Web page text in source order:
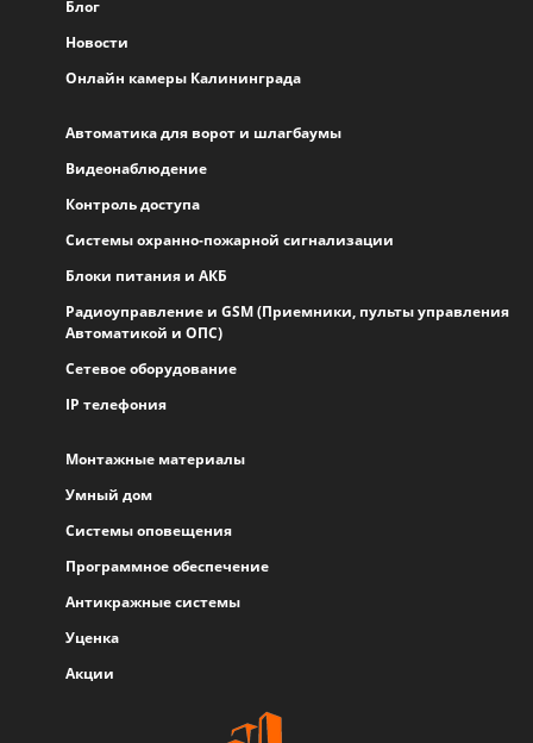
Блог
Новости
Онлайн камеры Калининграда
Автоматика для ворот и шлагбаумы
Видеонаблюдение
Контроль доступа
Системы охранно-пожарной сигнализации
Блоки питания и АКБ
Радиоуправление и GSM (Приемники, пульты управления
Автоматикой и ОПС)
Сетевое оборудование
IP телефония
Монтажные материалы
Умный дом
Системы оповещения
Программное обеспечение
Антикражные системы
Уценка
Акции